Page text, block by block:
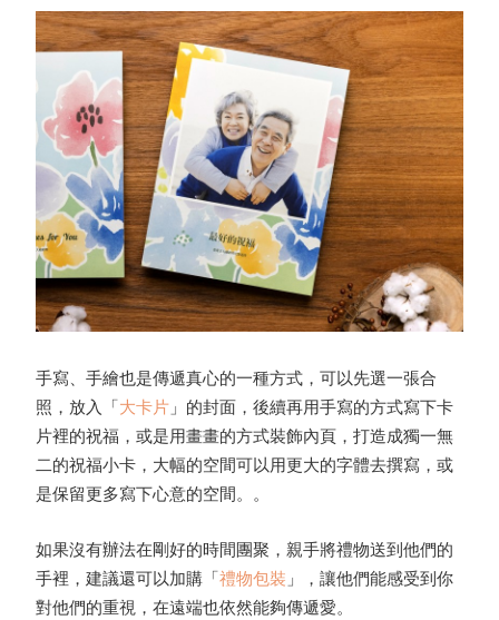
手寫、手繪也是傳遞真心的一種方式，可以先選一張合
照，放入「大卡片 」的封面，後續再用手寫的方式寫下卡
片裡的祝福，或是用畫畫的方式裝飾內頁，打造成獨一無
二的祝福小卡，大幅的空間可以用更大的字體去撰寫，或
是保留更多寫下心意的空間。。
如果沒有辦法在剛好的時間團聚，親手將禮物送到他們的
手裡，建議還可以加購「禮物包裝 」，讓他們能感受到你
對他們的重視，在遠端也依然能夠傳遞愛。